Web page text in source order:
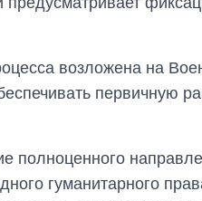
возложена на
первичную
полноценного
гуманитарного